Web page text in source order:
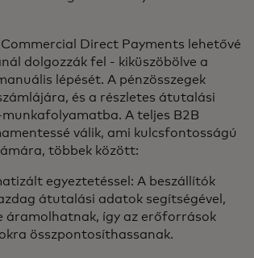
Direct Payments lehetővé
dolgozzák fel - kiküszöbölve a
lépését. A pénzösszegek
és a részletes átutalási
A teljes B2B
válik, ami kulcsfontosságú
többek között:
egyeztetéssel: A beszállítók
átutalási adatok segítségével,
áramolhatnak, így az erőforrások
összpontosíthassanak.